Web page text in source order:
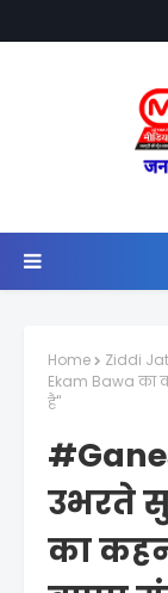
Home Ziddi
Ekam Bawa का
है"
उभरते
का